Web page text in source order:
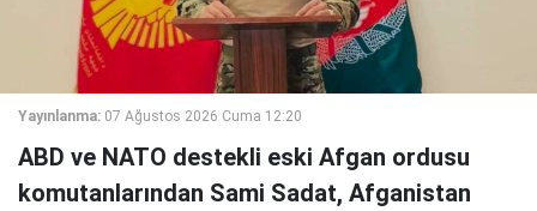
Yayınlanma: 07 Ağustos 2026 Cuma 12:20
ABD ve NATO destekli eski Afgan ordusu
komutanlarından Sami Sadat, Afganistan